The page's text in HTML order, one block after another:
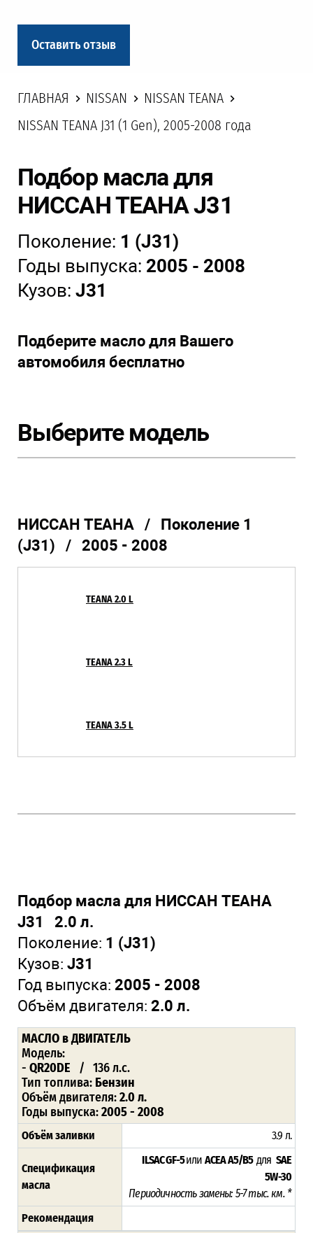
Оставить отзыв
ГЛАВНАЯ NISSAN
NISSAN TEANA
NISSAN TEANA J31 (1 Gen), 2005-2008 года
Подбор масла для
НИССАН ТЕАНА J31
Поколение: 1 (J31)
Годы выпуска: 2005 - 2008
Кузов: J31
Подберите масло для Вашего
автомобиля бесплатно
Выберите модель
НИССАН ТЕАНА / Поколение 1
(J31) / 2005 - 2008
TEANA 2.0 L
TEANA 2.3 L
TEANA 3.5 L
Подбор масла для НИССАН ТЕАНА
J31 2.0 л.
Поколение: 1 (J31)
Кузов: J31
Год выпуска: 2005 - 2008
Объём двигателя: 2.0 л.
МАСЛО в ДВИГАТЕЛЬ
Модель:
- QR20DE / 136 л.с.
Тип топлива: Бензин
Объём двигателя:2.0 л.
Годы выпуска:2005 - 2008
Объём заливки 3.9 л.
Спецификация
масла
ILSAC GF-5или ACEA A5/B5 для SAE
5W-30
Периодичность замены: 5-7 тыс. км. *
Рекомендация